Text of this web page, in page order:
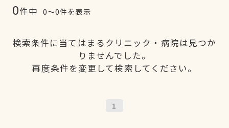
0件中 0〜0件を表示
検索条件に当てはまるクリニック・病院は見つか
りませんでした。
再度条件を変更して検索してください。
1